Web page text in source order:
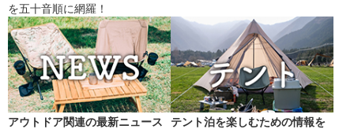
を五十音順に網羅！
アウトドア関連の最新ニュース テント泊を楽しむための情報を